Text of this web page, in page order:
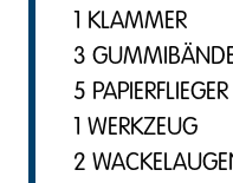
1 KLAMMER
3
5 PAPIERFLIEGER
1 WERKZEUG
2